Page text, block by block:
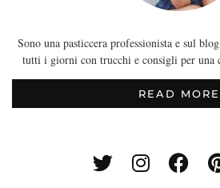
Sono una pasticcera professionista e sul
tutti i giorni con trucchi e consigli per una
READ MORE